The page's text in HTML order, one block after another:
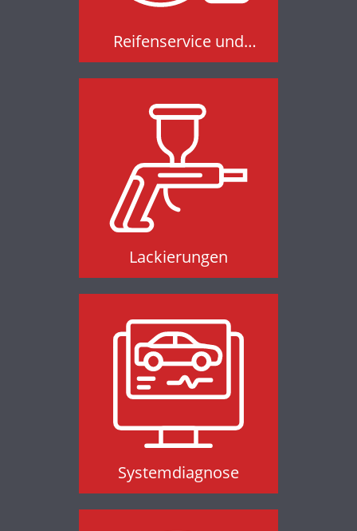
Reifenservice und
Einlagerung
Lackierungen
Lackierungen
Systemdiagnose
Systemdiagnose